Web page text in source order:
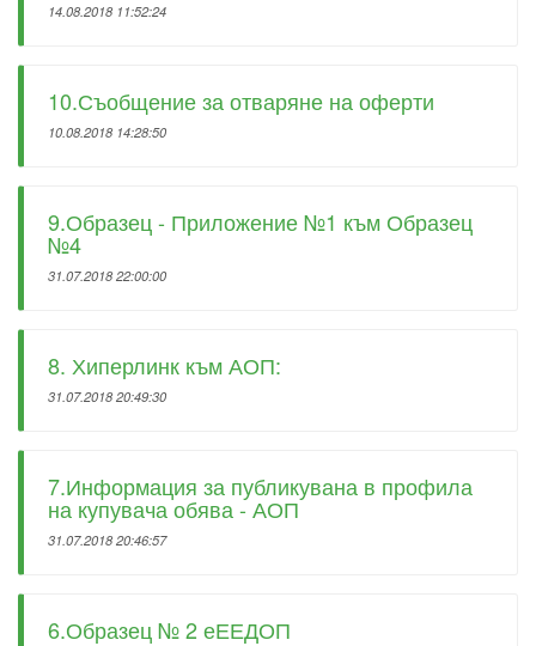
14.08.2018 11:52:24
10.Съобщение за отваряне на оферти
10.08.2018 14:28:50
9.Образец - Приложение №1 към Образец
№4
31.07.2018 22:00:00
8. Хиперлинк към АОП:
31.07.2018 20:49:30
7.Информация за публикувана в профила
на купувача обява - АОП
31.07.2018 20:46:57
6.Образец № 2 еЕЕДОП